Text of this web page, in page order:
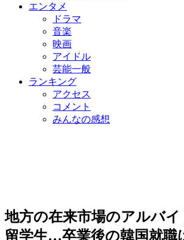
エンタメ
ドラマ
音楽
映画
アイドル
芸能一般
ランキング
アクセス
コメント
みんなの感想
地方の在来市場のアルバ
留学生…卒業後の韓国就職